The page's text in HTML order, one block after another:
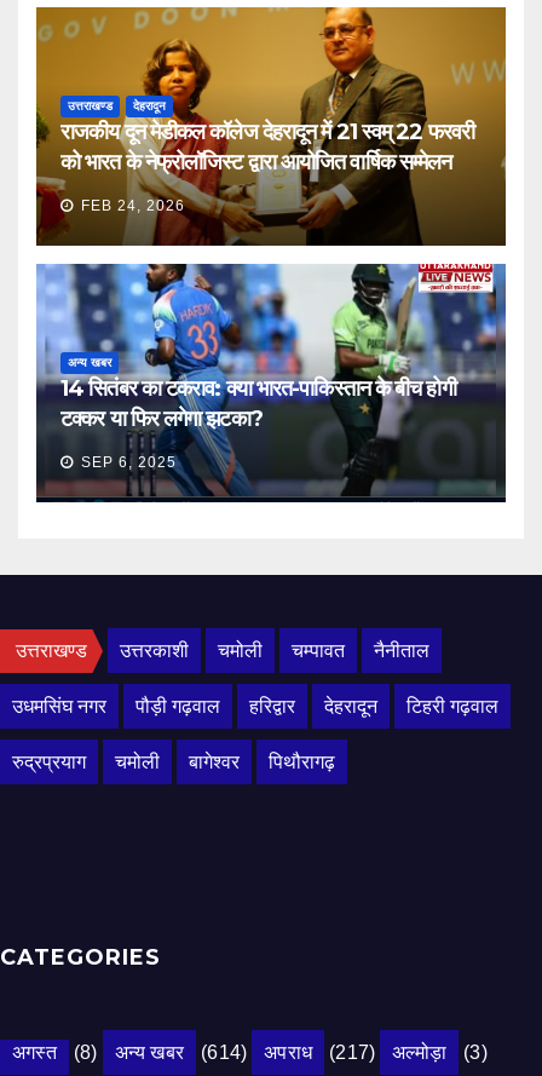
उत्तराखण्ड देहरादून
राजकीय दून मेडीकल कॉलेज देहरादून में 21 स्वम् 22 फरवरी
को भारत के नेफ्रोलॉजिस्ट द्वारा आयोजित वार्षिक सम्मेलन
FEB 24, 2026
अन्य खबर
14 सितंबर का टकराव: क्या भारत-पाकिस्तान के बीच होगी
टक्कर या फिर लगेगा झटका?
SEP 6, 2025
उत्तराखण्ड उत्तरकाशी चमोली चम्पावत नैनीताल
उधमसिंघ नगर पौड़ी गढ़वाल हरिद्वार देहरादून टिहरी गढ़वाल
रुद्रप्रयाग चमोली बागेश्वर पिथौरागढ़
CATEGORIES
अगस्त (8) अन्य खबर (614) अपराध (217) अल्मोड़ा (3)